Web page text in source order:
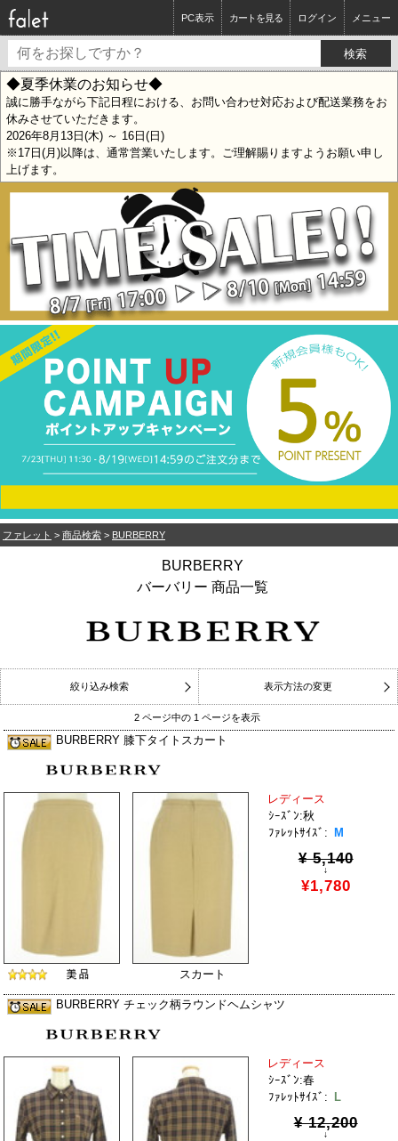
ログイン メニュー
カートを見る
PC表示
◆夏季休業のお知らせ◆
誠に勝手ながら下記日程における、お問い合わせ対応および配送業務をお
休みさせていただきます。
2026年8月13日(木) ～ 16日(日)
※17日(月)以降は、通常営業いたします。ご理解賜りますようお願い申し
上げます。
ファレット > 商品検索 > BURBERRY
BURBERRY
バーバリー 商品一覧
絞り込み検索 表示方法の変更
2 ページ中の 1 ページを表示
BURBERRY 膝下タイトスカート
レディース
ｼｰｽﾞﾝ:秋
ﾌｧﾚｯﾄｻｲｽﾞ:
M
¥ 5,140
↓
¥1,780
スカート
BURBERRY チェック柄ラウンドヘムシャツ
レディース
ｼｰｽﾞﾝ:春
ﾌｧﾚｯﾄｻｲｽﾞ:
L
¥ 12,200
↓